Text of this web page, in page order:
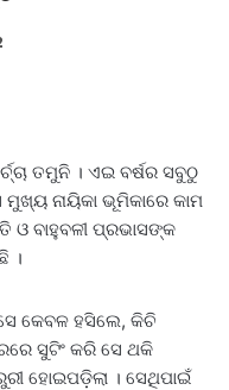
ତମୁନି । ଏଇ ବର୍ଷର ସବୁଠୁ
ନାୟିକା ଭୂମିକାରେ କାମ
ଓ ବାହୁବଳୀ ପ୍ରଭାସଙ୍କ
।
କେବଳ ହସିଲେ, କିଚି
ସୁଟିଂ କରି ସେ ଥକି
ହୋଇପଡ଼ିଲା । ସେଥିପାଇଁ